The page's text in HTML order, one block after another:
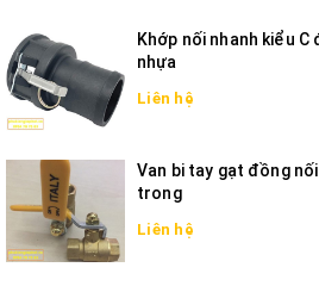
Khớp nối nhanh kiểu
nhựa
Liên hệ
Van bi tay gạt đồng
trong
Liên hệ